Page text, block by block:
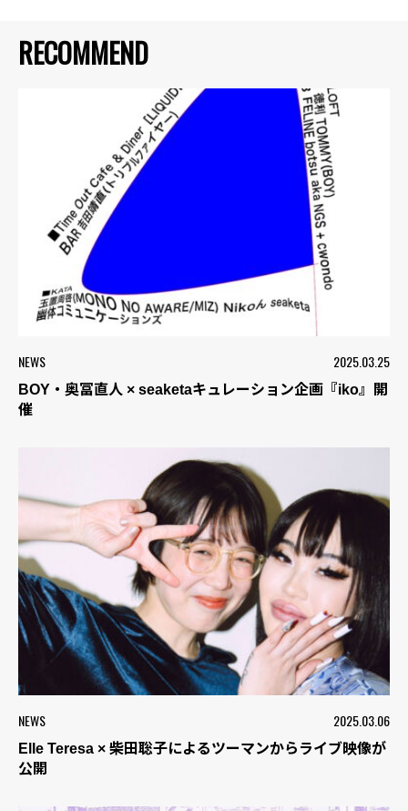
RECOMMEND
NEWS 2025.03.25
BOY・奥冨直人 × seaketaキュレーション企画『iko』開
催
NEWS 2025.03.06
Elle Teresa × 柴田聡子によるツーマンからライブ映像が
公開